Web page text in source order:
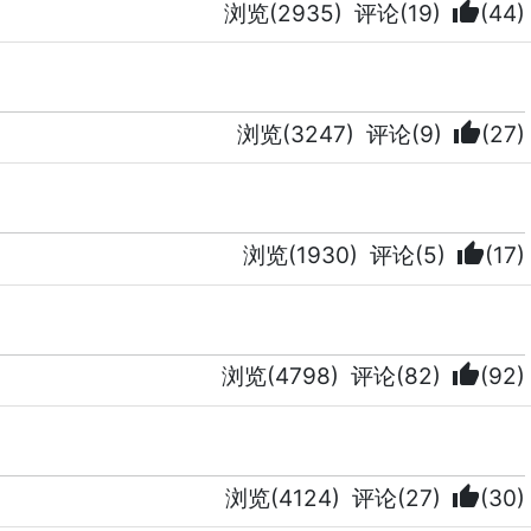
浏览(2935) 评论(19) thumb_up(44)
浏览(3247) 评论(9) thumb_up(27)
浏览(1930) 评论(5) thumb_up(17)
浏览(4798) 评论(82) thumb_up(92)
浏览(4124) 评论(27) thumb_up(30)